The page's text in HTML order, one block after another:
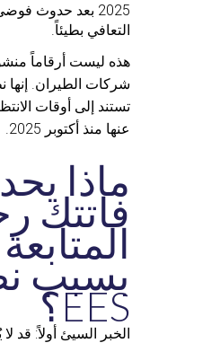
2025 بعد حدوث
التعافي بطيئاً.
هذه ليست أرقاماً
شركات الطيران. إنها
تستند إلى أوقات
عنها منذ أكتوبر 2025.
ماذا
فاتتك
المتابعة
بسبب
EES؟
الخبر السيئ أولاً: قد